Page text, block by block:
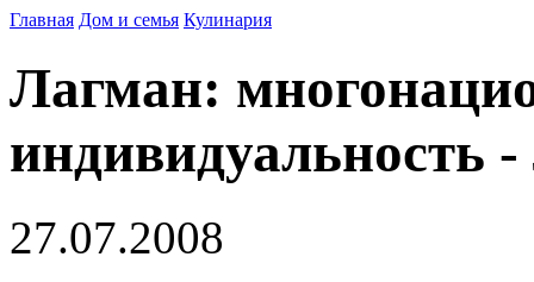
Главная Дом и семья Кулинария
Лагман:
индивидуальность
27.07.2008